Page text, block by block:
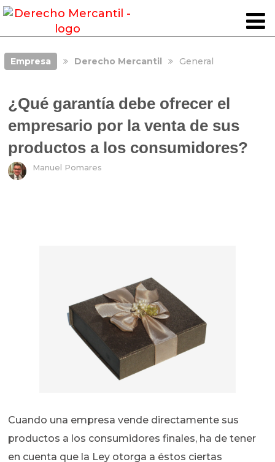
Empresa Derecho Mercantil General
¿Qué garantía debe ofrecer el
empresario por la venta de sus
productos a los consumidores?
Manuel Pomares
Cuando una empresa vende directamente sus
productos a los consumidores finales, ha de tener
en cuenta que la Ley otorga a éstos ciertas